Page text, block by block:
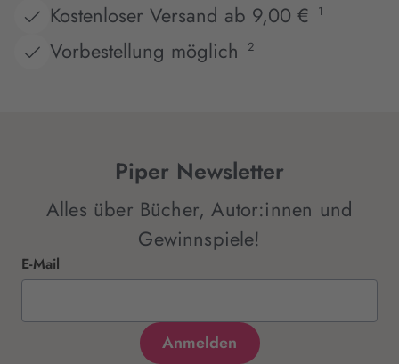
Kostenloser Versand ab 9,00 €
1
Vorbestellung möglich 2
Piper Newsletter
Alles über Bücher, Autor:innen und
Gewinnspiele!
E-Mail